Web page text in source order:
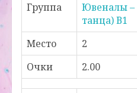
Группа
Ювеналы –
танца) В1
Место
2
Очки
2.00